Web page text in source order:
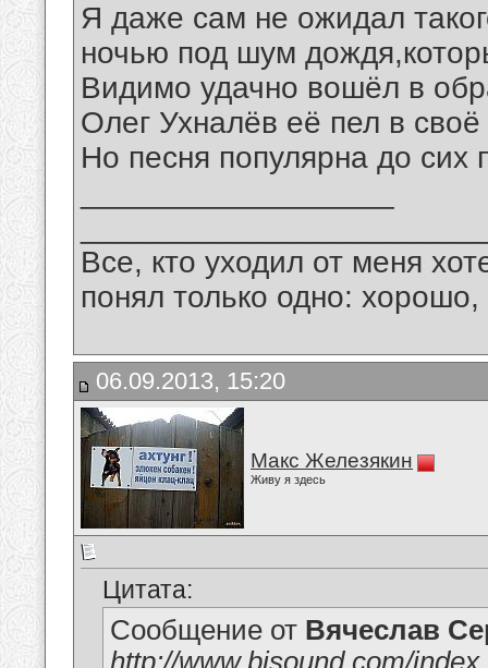
Я даже сам не ожидал
ночью под шум
Видимо удачно вошёл в
Олег Ухналёв её пел в
Но песня популярна до сих
Все, кто уходил от меня
понял только одно:
06.09.2013, 15:20
Макс Железякин
Живу я здесь
Цитата:
Сообщение от Вячеслав
http://www.bisound.com/